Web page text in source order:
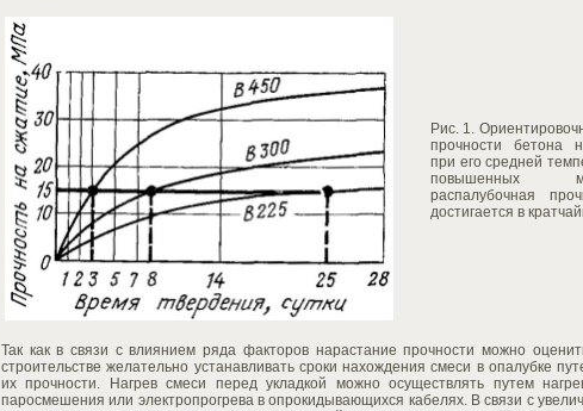
Рис. 1.
прочности бетона
при его средней
повышенных
распалубочная
достигается в
Так как в связи с влиянием ряда факторов нарастание прочности можно
строительстве желательно устанавливать сроки нахождения смеси в опалубке
их прочности. Нагрев смеси перед укладкой можно осуществлять путем
паросмешения или электропрогрева в опрокидывающихся кабелях. В связи с